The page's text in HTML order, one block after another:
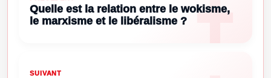
Quelle est la relation entre le wokisme,
le marxisme et le libéralisme ?
SUIVANT